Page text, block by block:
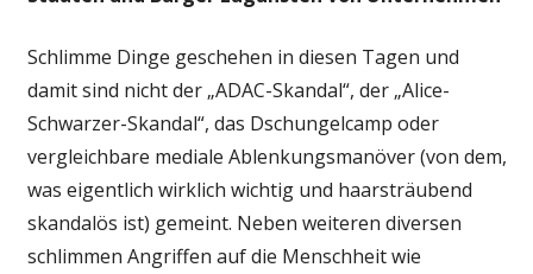
Schlimme Dinge geschehen in diesen Tagen und
damit sind nicht der „ADAC-Skandal“, der „Alice-
Schwarzer-Skandal“, das Dschungelcamp oder
vergleichbare mediale Ablenkungsmanöver (von dem,
was eigentlich wirklich wichtig und haarsträubend
skandalös ist) gemeint. Neben weiteren diversen
schlimmen Angriffen auf die Menschheit wie